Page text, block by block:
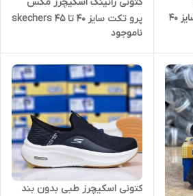
اسکیچرز بدون بند طبی سایز 40
پرو تکت سایز 40 تا 45 skechers
max protect
ناموجود
کتونی اسکیچرز طبی بدون بند